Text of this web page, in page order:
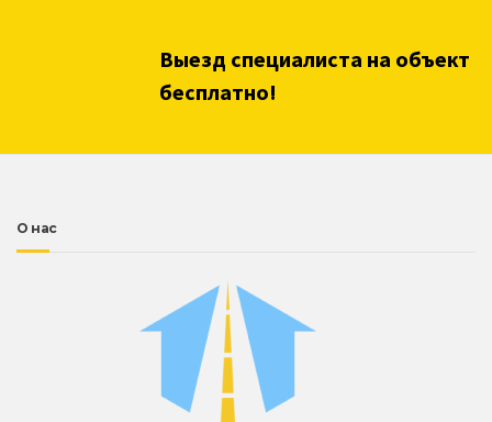
Выезд специалиста на объект
бесплатно!
О нас